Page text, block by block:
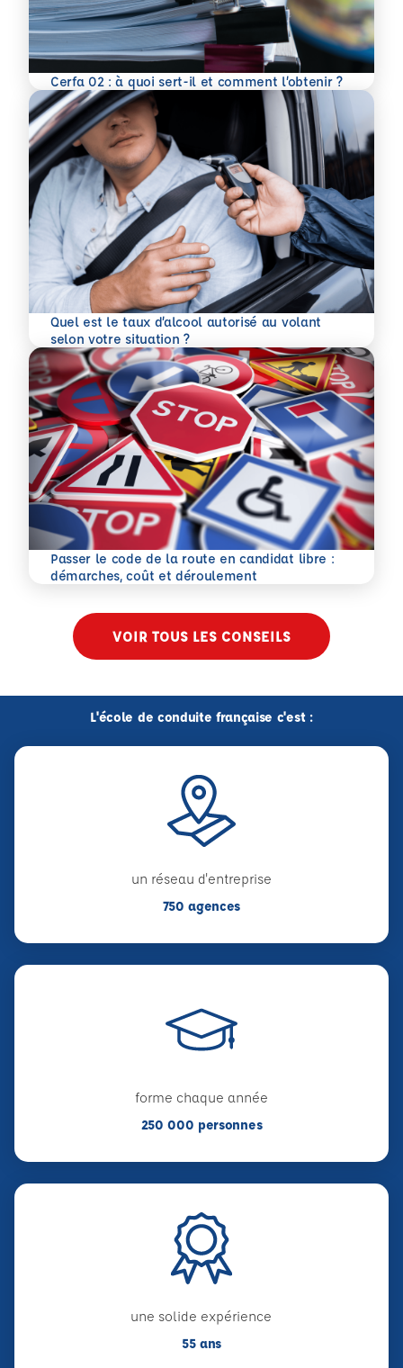
Cerfa 02 : à quoi sert-il et comment l’obtenir ?
En savoir plus
Quel est le taux d’alcool autorisé au volant
selon votre situation ?
En savoir plus
Passer le code de la route en candidat libre :
démarches, coût et déroulement
En savoir plus
VOIR TOUS LES CONSEILS
L'école de conduite française c'est :
un réseau d'entreprise
750 agences
forme chaque année
250 000 personnes
une solide expérience
55 ans